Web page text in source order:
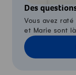
Des
Vous avez raté
et Marie sont